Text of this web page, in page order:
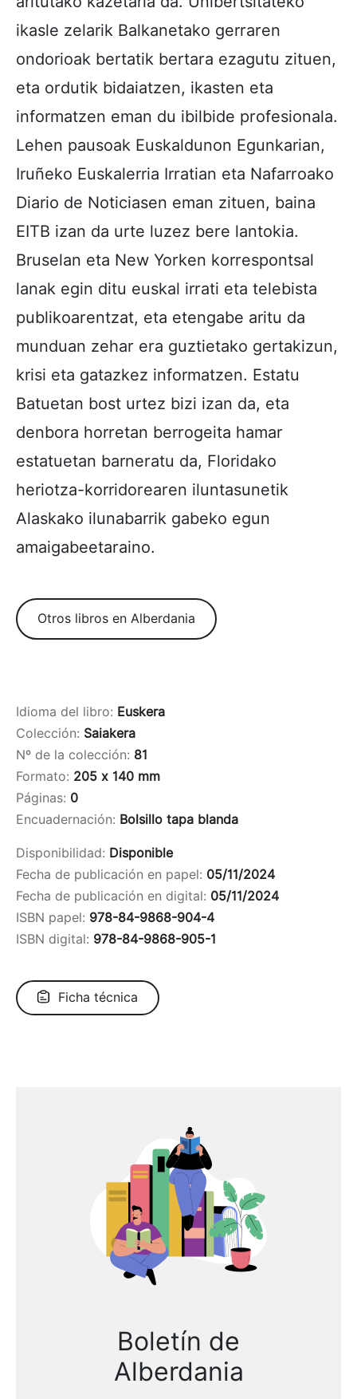
ikasle zelarik Balkanetako gerraren
ondorioak bertatik bertara ezagutu zituen,
eta ordutik bidaiatzen, ikasten eta
informatzen eman du ibilbide profesionala.
Lehen pausoak Euskaldunon Egunkarian,
Iruñeko Euskalerria Irratian eta Nafarroako
Diario de Noticiasen eman zituen, baina
EITB izan da urte luzez bere lantokia.
Bruselan eta New Yorken korrespontsal
lanak egin ditu euskal irrati eta telebista
publikoarentzat, eta etengabe aritu da
munduan zehar era guztietako gertakizun,
krisi eta gatazkez informatzen. Estatu
Batuetan bost urtez bizi izan da, eta
denbora horretan berrogeita hamar
estatuetan barneratu da, Floridako
heriotza-korridorearen iluntasunetik
Alaskako ilunabarrik gabeko egun
amaigabeetaraino.
Otros libros en Alberdania
Idioma del libro: Euskera
Colección: Saiakera
Nº de la colección: 81
Formato: 205 x 140 mm
Páginas: 0
Encuadernación: Bolsillo tapa blanda
Disponibilidad: Disponible
Fecha de publicación en papel: 05/11/2024
Fecha de publicación en digital: 05/11/2024
ISBN papel: 978-84-9868-904-4
ISBN digital: 978-84-9868-905-1
Ficha técnica
Boletín de
Alberdania